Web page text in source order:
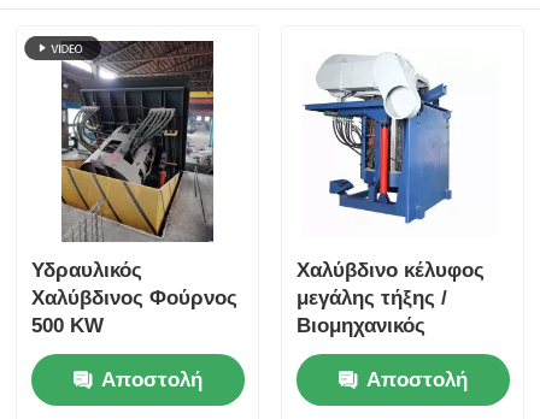
Υδραυλικός
Χαλύβδινος Φούρνος
500 KW
Αποστολή
Χαλύβδινο κέλυφος
μεγάλης τήξης /
Βιομηχανικός
εξοπλισμός τήξης
αργύρου 1400KW
Αποστολή